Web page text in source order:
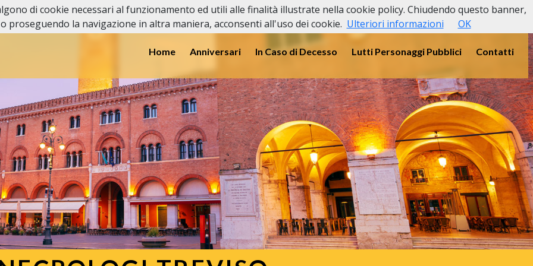
Home Anniversari In Caso di Decesso Lutti Personaggi Pubblici Contatti
di cookie necessari al funzionamento ed utili alle finalità illustrate nella cookie policy. Chiudendo questo banner,
proseguendo la navigazione in altra maniera, acconsenti all'uso dei cookie. Ulteriori informazioni OK